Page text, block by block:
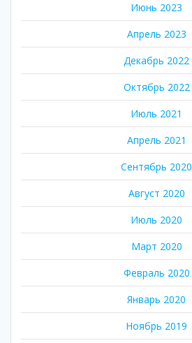
Июнь 2023
Апрель 2023
Декабрь 2022
Октябрь 2022
Июль 2021
Апрель 2021
Сентябрь 2020
Август 2020
Июль 2020
Март 2020
Февраль 2020
Январь 2020
Ноябрь 2019